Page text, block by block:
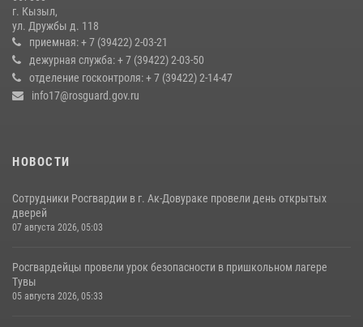
Кызылчанин поблагодарил сотрудников Росгвардии за
оперативное реагирование в решении конфликтной ситуации
17 июля 2026, 07:22 1
г. Кызыл,
ул. Дружбы д. 118
приемная: + 7 (39422) 2-03-21
дежурная служба: + 7 (39422) 2-03-50
отделение госконтроля: + 7 (39422) 2-14-47
info17@rosguard.gov.ru
НОВОСТИ
Сотрудники Росгвардии в г. Ак-Довураке провели день открытых
дверей
07 августа 2026, 05:03
Росгвардейцы провели урок безопасности в пришкольном лагере
Тувы
05 августа 2026, 05:33